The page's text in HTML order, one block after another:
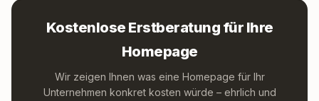
Kostenlose Erstberatung für Ihre
Homepage
Wir zeigen Ihnen was eine Homepage für Ihr
Unternehmen konkret kosten würde – ehrlich und